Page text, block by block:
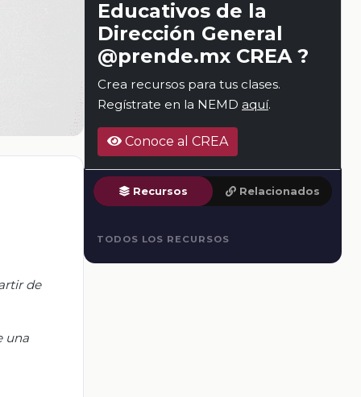
de
una
Educativos de la
Dirección General
@prende.mx CREA ?
Crea recursos para tus clases.
Regístrate en la NEMD aquí.
Conoce al CREA
Recursos Relacionados
TODOS LOS RECURSOS